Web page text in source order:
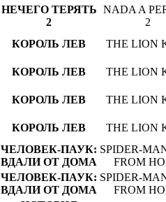
НЕЧЕГО ТЕРЯТЬ
2
NADA A
2
КОРОЛЬ ЛЕВ
THE LION
КОРОЛЬ ЛЕВ
THE LION
КОРОЛЬ ЛЕВ
THE LION
КОРОЛЬ ЛЕВ
THE LION
ЧЕЛОВЕК-ПАУК:
ВДАЛИ ОТ ДОМА
SPIDER-
FROM
ЧЕЛОВЕК-ПАУК:
ВДАЛИ ОТ ДОМА
SPIDER-
FROM